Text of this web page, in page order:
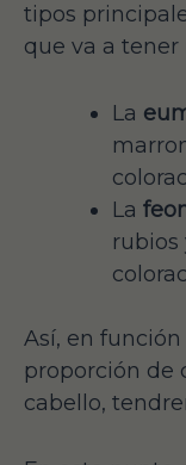
tipos
que va a tener
La
La
rubios
Así, en
proporción de
cabello,